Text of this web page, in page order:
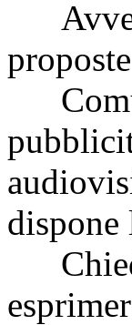
dispone